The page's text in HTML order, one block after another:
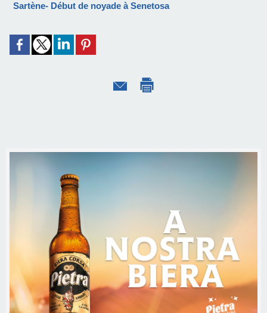
Sartène- Début de noyade à Senetosa